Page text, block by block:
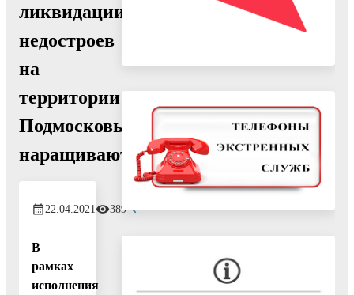
ликвидации
недостроев
на
территории
Подмосковья
наращиваются
22.04.2021 389
В
рамках
исполнения